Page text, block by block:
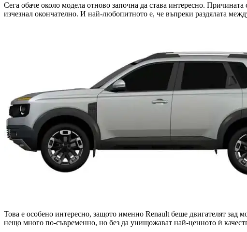
Сега обаче около модела отново започна да става интересно.
изчезнал окончателно. И най-любопитното е, че въпреки раздялата
Това е особено интересно, защото именно Renault беше двигателят зад
нещо много по-съвременно, но без да унищожават най-ценното ѝ